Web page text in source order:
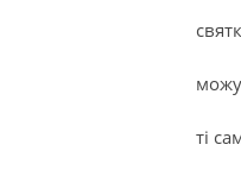
ті